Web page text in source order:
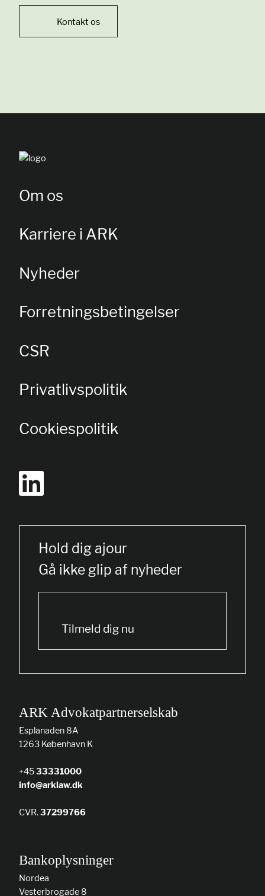
Kontakt os
Om os
Karriere i ARK
Nyheder
Forretningsbetingelser
CSR
Privatlivspolitik
Cookiespolitik
Hold dig ajour
Gå ikke glip af nyheder
Tilmeld dig nu
ARK Advokatpartnerselskab
Esplanaden 8A
1263 København K
+4533331000
info@arklaw.dk
CVR.37299766
Bankoplysninger
Nordea
Vesterbrogade 8